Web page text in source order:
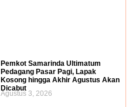
Pemkot Samarinda Ultimatum
Pedagang Pasar Pagi, Lapak
Kosong hingga Akhir Agustus Akan
Dicabut
Agustus 3, 2026